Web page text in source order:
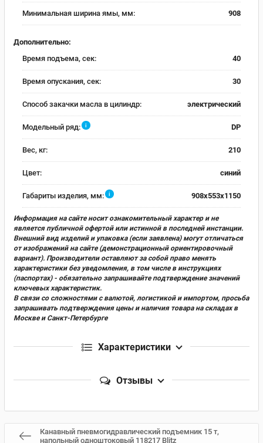
Минимальная ширина ямы, мм: 908
Дополнительно:
Время подъема, сек:
40
Время опускания, сек: 30
Способ закачки масла в цилиндр: электрический
Модельный ряд: i DP
Вес, кг: 210
Цвет: синий
Габариты изделия, мм: i 908х553х1150
Информация на сайте носит ознакомительный характер и не
является публичной офертой или истинной в последней инстанции.
Внешний вид изделий и упаковка (если заявлена) могут отличаться
от изображений на сайте (демонстрационный ориентировочный
вариант). Производители оставляют за собой право менять
характеристики без уведомления, в том числе в инструкциях
(паспортах) - обязательно запрашивайте подтверждение значений
ключевых характеристик.
В связи со сложностями с валютой, логистикой и импортом, просьба
запрашивать подтверждения цены и наличия товара на складах в
Москве и Санкт-Петербурге
Характеристики
Отзывы
Канавный пневмогидравлический подъемник 15 т,
напольный одноштоковый 118217 Blitz